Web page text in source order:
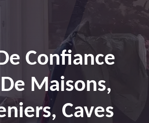
Confiance
Maisons,
Caves